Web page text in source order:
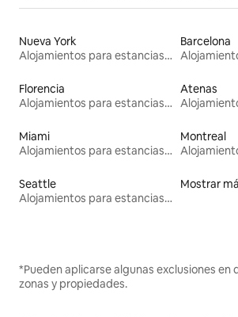
Nueva York
Alojamientos para estancias largas
Barcelona
Florencia
Alojamientos para estancias largas
Atenas
Miami
Alojamientos para estancias largas
Montreal
Seattle
Alojamientos para estancias largas
Mostrar
*Pueden aplicarse algunas exclusiones en
zonas y propiedades.